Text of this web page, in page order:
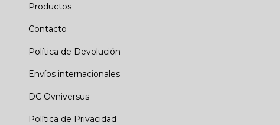
Productos
Contacto
Política de Devolución
Envíos internacionales
DC Ovniversus
Política de Privacidad